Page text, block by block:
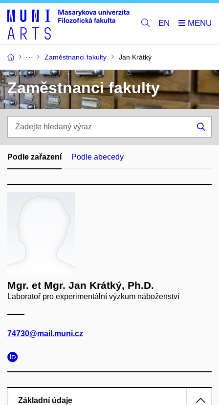
EN
Zaměstnanci fakulty Jan Krátký
Zaměstnanci fakulty
hledaný
výraz
Podle zařazení Podle abecedy
Mgr. et Mgr. Jan Krátký, Ph.D.
Laboratoř pro experimentální výzkum náboženství
74730@mail.muni.cz
Základní údaje